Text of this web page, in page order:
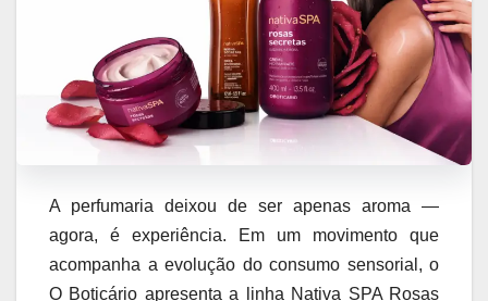
A perfumaria deixou de ser apenas aroma —
agora, é experiência. Em um movimento que
acompanha a evolução do consumo sensorial, o
O Boticário apresenta a linha Nativa SPA Rosas